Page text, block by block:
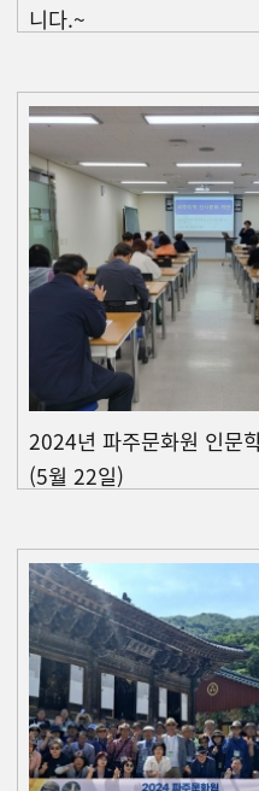
니다.~
2024년 파주문화원 인문
(5월 22일)